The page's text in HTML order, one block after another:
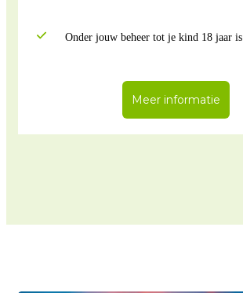
Onder jouw beheer tot je kind 18 jaar is
Meer informatie